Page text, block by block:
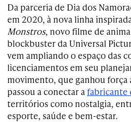
Da parceria de Dia dos
em 2020, à nova linha
Monstros, novo filme de
blockbuster da Universal
vem ampliando o espaço das
licenciamentos em seu
movimento, que ganhou força
passou a conectar a fabricante
territórios como nostalgia,
esporte, saúde e bem-estar.